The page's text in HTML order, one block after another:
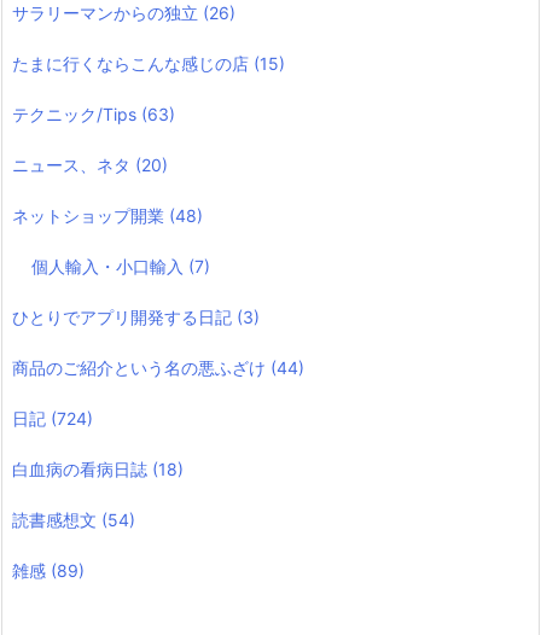
サラリーマンからの独立 (26)
たまに行くならこんな感じの店 (15)
テクニック/Tips (63)
ニュース、ネタ (20)
ネットショップ開業 (48)
個人輸入・小口輸入 (7)
ひとりでアプリ開発する日記 (3)
商品のご紹介という名の悪ふざけ (44)
日記 (724)
白血病の看病日誌 (18)
読書感想文 (54)
雑感 (89)